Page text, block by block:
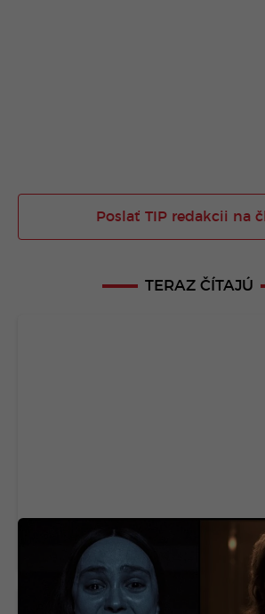
Poslať TIP redakcii na
TERAZ ČÍTAJÚ
Na Netflix dorazila geniálna
dabingom. Má aj slovenský